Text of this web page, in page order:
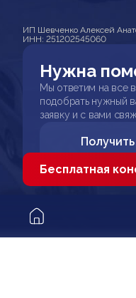
ИП Шевченко Алексей
ИНН: 251202545060
Нужна
Мы ответим на все
подобрать нужный
заявку и с вами
Бесплатная